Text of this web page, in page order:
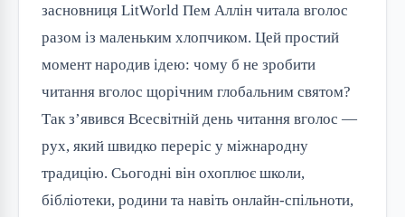
засновниця LitWorld Пем Аллін читала вголос
разом із маленьким хлопчиком. Цей простий
момент народив ідею: чому б не зробити
читання вголос щорічним глобальним святом?
Так з’явився Всесвітній день читання вголос —
рух, який швидко переріс у міжнародну
традицію. Сьогодні він охоплює школи,
бібліотеки, родини та навіть онлайн-спільноти,